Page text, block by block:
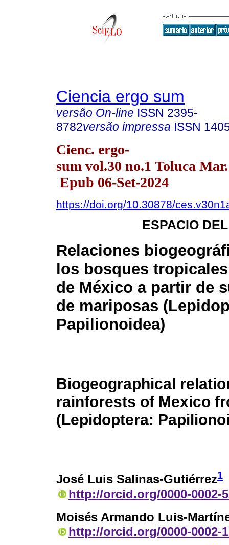
Ciencia ergo sum
versão On-line ISSN 2395-
8782versão impressa ISSN
Cienc. ergo-
sum vol.30 no.1 Toluca
Epub 06-Set-2024
https://doi.org/10.30878/
ESPACIO
Relaciones
los bosques
de México a partir de
de mariposas
Papilionoidea)
Biogeographical
rainforests of Mexico
(Lepidoptera:
José Luis Salinas-Gutiérrez1
http://orcid.org/0000-0002-
Moisés Armando Luis-
http://orcid.org/0000-0002-